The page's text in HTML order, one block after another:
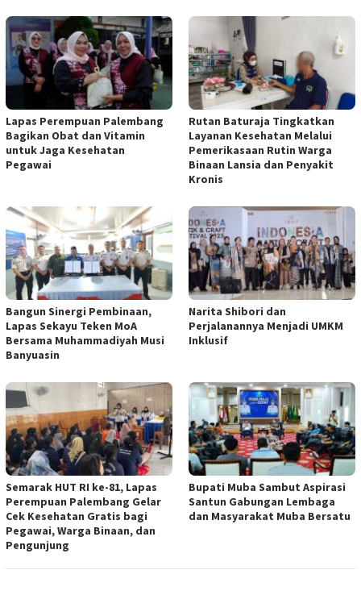
Lapas Perempuan Palembang
Bagikan Obat dan Vitamin
untuk Jaga Kesehatan
Pegawai
Rutan Baturaja Tingkatkan
Layanan Kesehatan Melalui
Pemerikasaan Rutin Warga
Binaan Lansia dan Penyakit
Kronis
Bangun Sinergi Pembinaan,
Lapas Sekayu Teken MoA
Bersama Muhammadiyah Musi
Banyuasin
Narita Shibori dan
Perjalanannya Menjadi UMKM
Inklusif
Semarak HUT RI ke-81, Lapas
Perempuan Palembang Gelar
Cek Kesehatan Gratis bagi
Pegawai, Warga Binaan, dan
Pengunjung
Bupati Muba Sambut Aspirasi
Santun Gabungan Lembaga
dan Masyarakat Muba Bersatu